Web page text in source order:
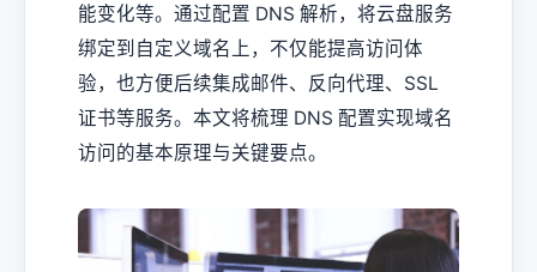
能变化等。通过配置 DNS 解析，将云盘服务
绑定到自定义域名上，不仅能提高访问体
验，也方便后续集成邮件、反向代理、SSL
证书等服务。本文将梳理 DNS 配置实现域名
访问的基本原理与关键要点。